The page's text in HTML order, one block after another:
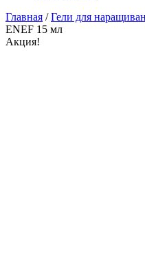
Главная /Гели для
ENEF 15 мл
Акция!